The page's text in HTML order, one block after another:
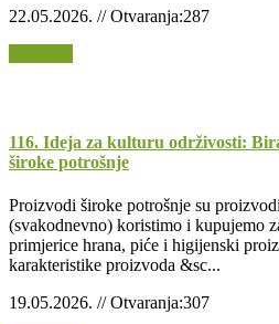
22.05.2026. // Otvaranja:287
116. Ideja za kulturu održivosti:
široke potrošnje
Proizvodi široke potrošnje su
(svakodnevno) koristimo i kupujemo
primjerice hrana, piće i higijenski
karakteristike proizvoda &sc...
19.05.2026. // Otvaranja:307